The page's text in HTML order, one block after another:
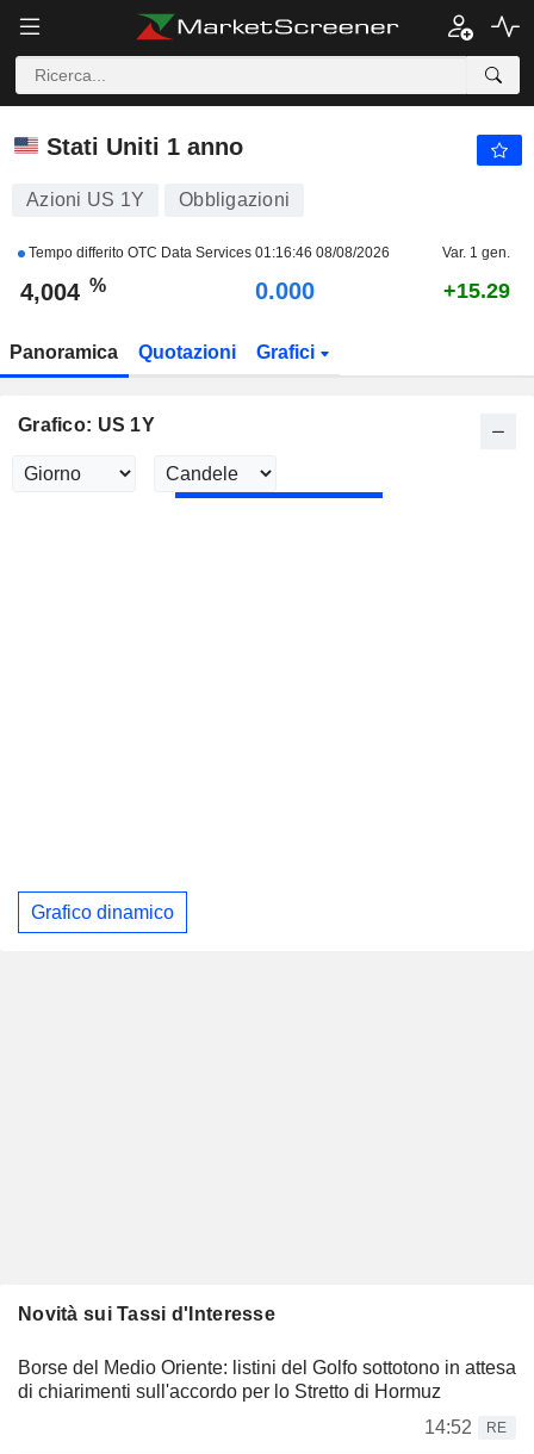
US 1Y
Stati Uniti 1 anno
Azioni US 1Y Obbligazioni
Tempo differito OTC Data Services 01:16:46 08/08/2026 Var. 1 gen.
4,004 % 0.000 +15.29
Panoramica Quotazioni Grafici
Grafico: US 1Y
Grafico dinamico
Novità sui Tassi d'Interesse
Borse del Medio Oriente: listini del Golfo sottotono in attesa
di chiarimenti sull'accordo per lo Stretto di Hormuz
14:52
RE